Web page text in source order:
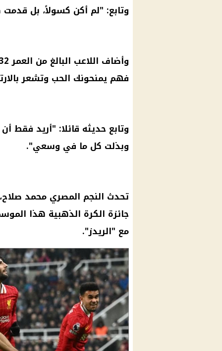
وتابع: "لم أكن كسولاً، بل
فهم يمنحونك الحب وتشعر
وتابع حديثه قائلا: "أريد فقط
وبذلت كل ما في وسعي".
تحدث النجم المصري محمد
جائزة الكرة الذهبية هذا
مع "الريدز".